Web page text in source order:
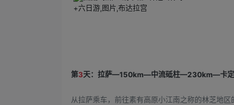
第3天：拉萨—150km—中流砥柱—230km—卡
从拉萨乘车，前往素有高原小江南之称的林芝地